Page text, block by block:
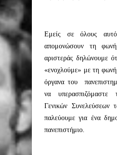
Εμείς σε όλους
απομονώσουν τη φωνή
αριστεράς δηλώνουμε
«ενοχλούμε» με τη
όργανα του
να υπερασπιζόμαστε
Γενικών Συνελεύσεων
παλεύουμε για ένα
πανεπιστήμιο.